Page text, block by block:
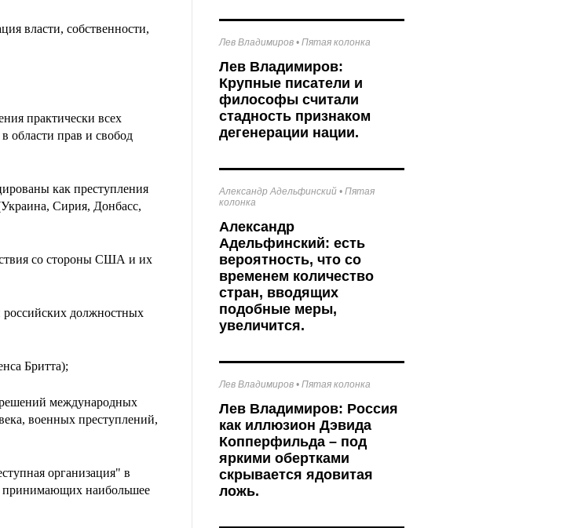
власти, собственности,
практически всех
области прав и свобод
как преступления
Сирия, Донбасс,
со стороны США и их
российских должностных
Бритта);
международных
военных преступлений,
организация" в
наибольшее
Лев Владимиров • Пятая колонка
Лев Владимиров:
Крупные писатели и
философы считали
стадность признаком
дегенерации нации.
Александр Адельфинский • Пятая
колонка
Александр
Адельфинский: есть
вероятность, что со
временем количество
стран, вводящих
подобные меры,
увеличится.
Лев Владимиров • Пятая колонка
Лев Владимиров: Россия
как иллюзион Дэвида
Копперфильда – под
яркими обертками
скрывается ядовитая
ложь.